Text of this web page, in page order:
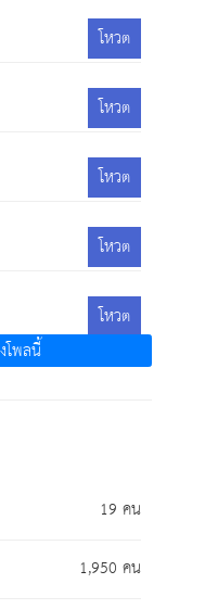
โหวต
โหวต
โหวต
โหวต
โหวต
โพลนี้
19 คน
1,950 คน